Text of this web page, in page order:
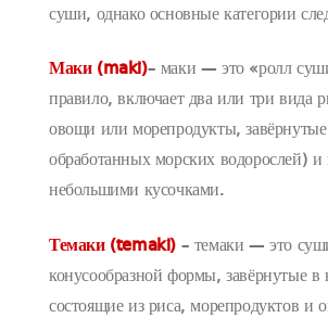
суши, однако основные категории
Маки (maki)– маки — это «ролл
правило, включает два или три вида
овощи или морепродукты,
обработанных морских водорослей) и
небольшими кусочками.
Темаки (temaki) – темаки — это
конусообразной формы, завёрнутые в
состоящие из риса, морепродуктов и